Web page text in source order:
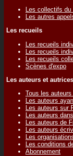
Les collectifs
Les autres
Les recueils
Les recueils
Les recueils
Les recueils
Scènes d'expo
Les auteurs et autrices
Tous les
Les auteurs
Les auteurs sur
Les auteurs
Les auteurs de
Les auteurs
Les
Les conditions
Abonnement